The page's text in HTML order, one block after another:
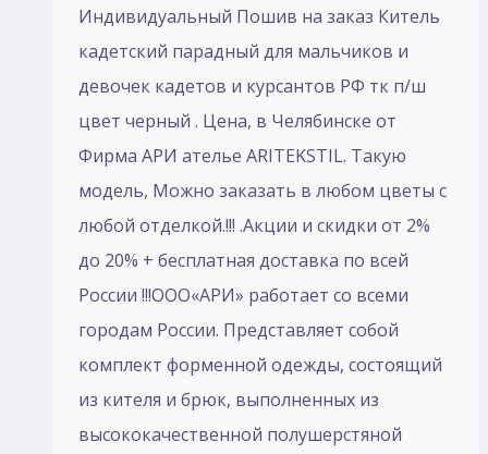
Индивидуальный Пошив на заказ Китель
кадетский парадный для мальчиков и
девочек кадетов и курсантов РФ тк п/ш
цвет черный . Цена, в Челябинске от
Фирма АРИ ателье ARITEKSTIL. Такую
модель, Mожно заказать в любом цветы с
любой отделкой.!!! .Акции и скидки от 2%
до 20% + бесплатная доставка по всей
России !!!ООО«АРИ» работает со всеми
городам России. Представляет собой
комплект форменной одежды, состоящий
из кителя и брюк, выполненных из
высококачественной полушерстяной